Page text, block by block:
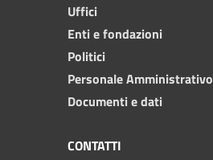
Uffici
Enti e fondazioni
Politici
Personale Amministrativo
Documenti e dati
CONTATTI